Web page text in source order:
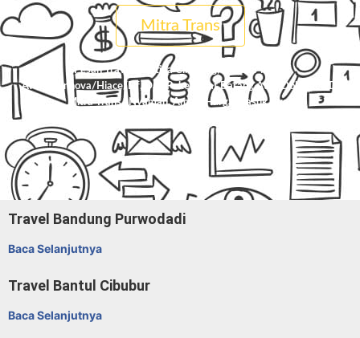
Mitra Trans
Pesan Travel Salatiga Cikarang, Charter Mobil
Avanza/Innova/Hiace/Elf, Dan Paket Kilat Barang Atau Dokumen Di
Mitra Trans. Nyaman, Aman, Harga Masuk Akal.
Travel Bandung Purwodadi
Baca Selanjutnya
Travel Bantul Cibubur
Baca Selanjutnya